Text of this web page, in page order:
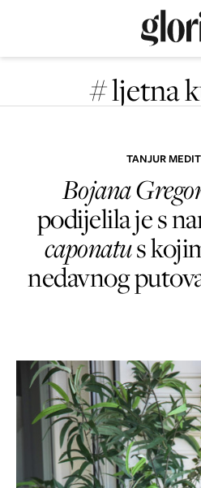
# ljetna
TANJUR
Bojana
podijelila je s
caponatus
nedavnog